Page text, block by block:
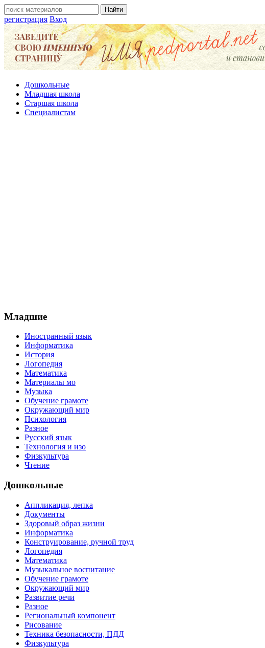
регистрация Вход
Дошкольные
Младшая школа
Старшая школа
Специалистам
Младшие
Иностранный язык
Информатика
История
Логопедия
Математика
Материалы мо
Музыка
Обучение грамоте
Окружающий мир
Психология
Разное
Русский язык
Технология и изо
Физкультура
Чтение
Дошкольные
Аппликация, лепка
Документы
Здоровый образ жизни
Информатика
Конструирование, ручной труд
Логопедия
Математика
Музыкальное воспитание
Обучение грамоте
Окружающий мир
Развитие речи
Разное
Региональный компонент
Рисование
Техника безопасности, ПДД
Физкультура